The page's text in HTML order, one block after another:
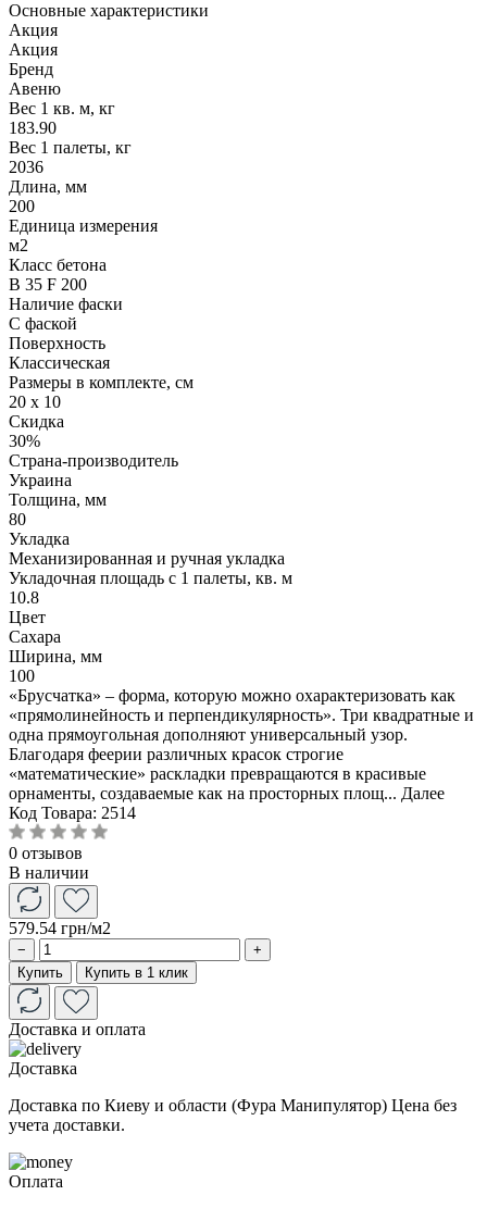
Основные характеристики
Акция
Акция
Бренд
Авеню
Вес 1 кв. м, кг
183.90
Вес 1 палеты, кг
2036
Длина, мм
200
Единица измерения
м2
Класс бетона
В 35 F 200
Наличие фаски
С фаской
Поверхность
Классическая
Размеры в комплекте, см
20 х 10
Скидка
30%
Страна-производитель
Украина
Толщина, мм
80
Укладка
Механизированная и ручная укладка
Укладочная площадь с 1 палеты, кв. м
10.8
Цвет
Сахара
Ширина, мм
100
«Брусчатка» – форма, которую можно охарактеризовать как
«прямолинейность и перпендикулярность». Три квадратные и
одна прямоугольная дополняют универсальный узор.
Благодаря феерии различных красок строгие
«математические» раскладки превращаются в красивые
орнаменты, создаваемые как на просторных площ... Далее
Код Товара: 2514
0 отзывов
В наличии
579.54 грн/м2
−
+
Купить
Купить в 1 клик
Доставка и оплата
Доставка
Доставка по Киеву и области (Фура Манипулятор) Цена без
учета доставки.
Оплата